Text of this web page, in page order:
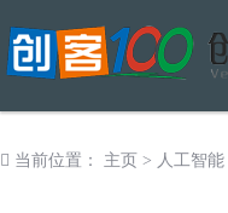
当前位置： 主页 > 人工智能